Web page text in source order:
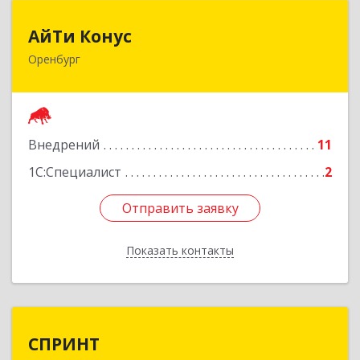
АйТи Конус
Оренбург
Внедрений
11
1С:Специалист
2
Отправить заявку
Показать контакты
Отправить заявку
Назад
СПРИНТ